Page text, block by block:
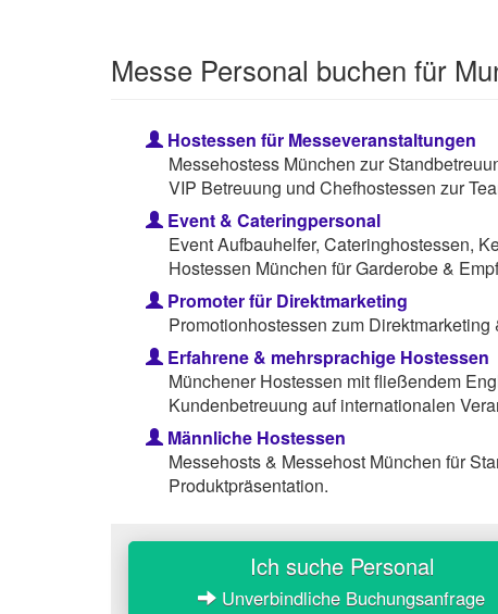
Messe Personal buchen für
Hostessen für Messeveranstaltungen
Messehostess München zur
VIP Betreuung und Chefhostessen zur
Event & Cateringpersonal
Event Aufbauhelfer, Cateringhostessen,
Hostessen München für Garderobe &
Promoter für Direktmarketing
Promotionhostessen zum
Erfahrene & mehrsprachige Hostessen
Münchener Hostessen mit fließendem
Kundenbetreuung auf internationalen
Männliche Hostessen
Messehosts & Messehost München für
Produktpräsentation.
Ich suche Personal
Unverbindliche Buchungsanfrage